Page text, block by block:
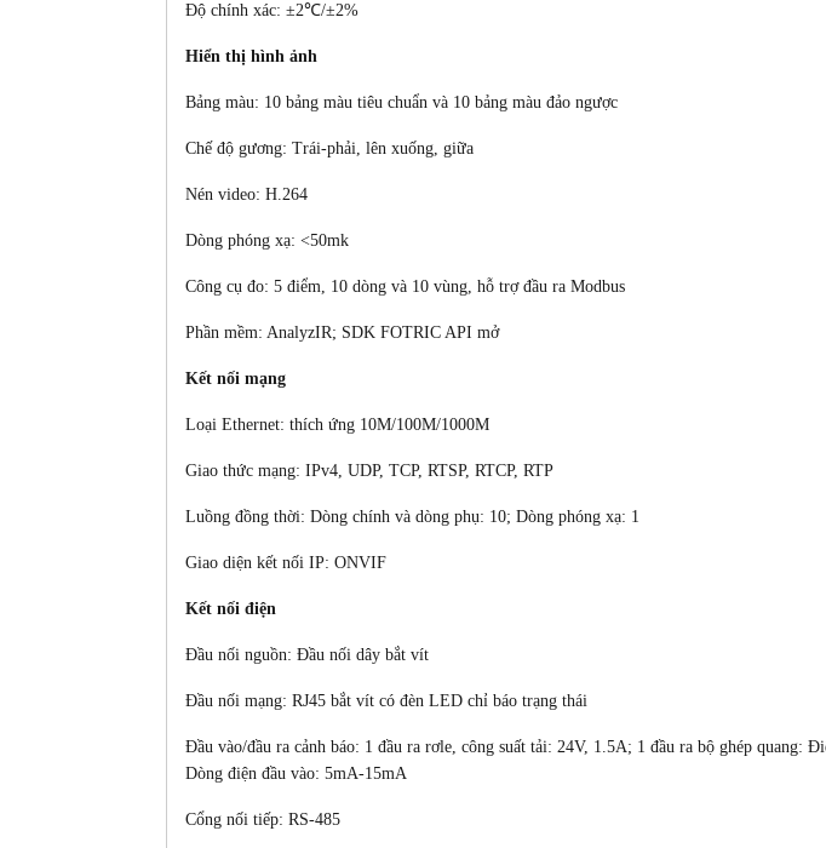
Độ chính xác: ±2℃/±2%
Hiển thị hình ảnh
Bảng màu: 10 bảng màu tiêu chuẩn và 10 bảng màu đảo ngược
Chế độ gương: Trái-phải, lên xuống, giữa
Nén video: H.264
Dòng phóng xạ: <50mk
Công cụ đo: 5 điểm, 10 dòng và 10 vùng, hỗ trợ đầu ra Modbus
Phần mềm: AnalyzIR; SDK FOTRIC API mở
Kết nối mạng
Loại Ethernet: thích ứng 10M/100M/1000M
Giao thức mạng: IPv4, UDP, TCP, RTSP, RTCP, RTP
Luồng đồng thời: Dòng chính và dòng phụ: 10; Dòng phóng xạ: 1
Giao diện kết nối IP: ONVIF
Kết nối điện
Đầu nối nguồn: Đầu nối dây bắt vít
Đầu nối mạng: RJ45 bắt vít có đèn LED chỉ báo trạng thái
Đầu vào/đầu ra cảnh báo: 1 đầu ra rơle, công suất tải: 24V, 1.5A; 1 đầu ra bộ ghép
Dòng điện đầu vào: 5mA-15mA
Cổng nối tiếp: RS-485